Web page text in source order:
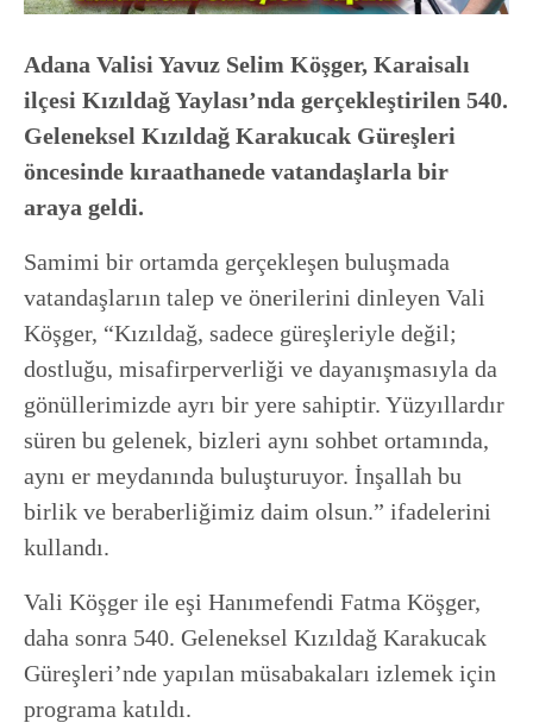
Adana Valisi Yavuz Selim Köşger, Karaisalı
ilçesi Kızıldağ Yaylası’nda gerçekleştirilen 540.
Geleneksel Kızıldağ Karakucak Güreşleri
öncesinde kıraathanede vatandaşlarla bir
araya geldi.
Samimi bir ortamda gerçekleşen buluşmada
vatandaşlarıın talep ve önerilerini dinleyen Vali
Köşger, “Kızıldağ, sadece güreşleriyle değil;
dostluğu, misafirperverliği ve dayanışmasıyla da
gönüllerimizde ayrı bir yere sahiptir. Yüzyıllardır
süren bu gelenek, bizleri aynı sohbet ortamında,
aynı er meydanında buluşturuyor. İnşallah bu
birlik ve beraberliğimiz daim olsun.” ifadelerini
kullandı.
Vali Köşger ile eşi Hanımefendi Fatma Köşger,
daha sonra 540. Geleneksel Kızıldağ Karakucak
Güreşleri’nde yapılan müsabakaları izlemek için
programa katıldı.